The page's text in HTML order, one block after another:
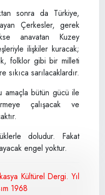
sonra da Türkiye,
Çerkesler, gerek
anavatan Kuzey
ilişkiler kuracak;
folklor gibi bir milleti
sıkıca sarılacaklardır.
amaçla bütün gücü ile
çalışacak ve
doludur. Fakat
engel yoktur.
Kültürel Dergi. Yıl
1968